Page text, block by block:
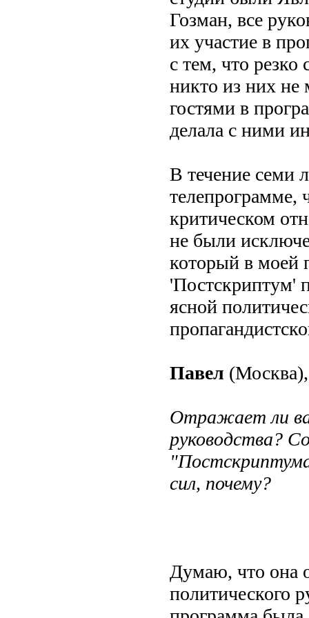
Гозман, все
их участие в
с тем, что резко
никто из них не
гостями в
делала с ними
В течение семи
телепрограмме,
критическом
не были
который в моей
'Постскриптум'
ясной
Павел
Отражает ли
руководства?
сил, почему?
Думаю, что она
политического